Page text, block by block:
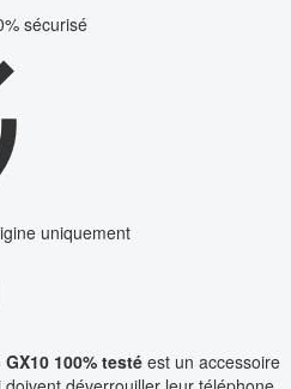
sécurisé
uniquement
100% testé est un accessoire